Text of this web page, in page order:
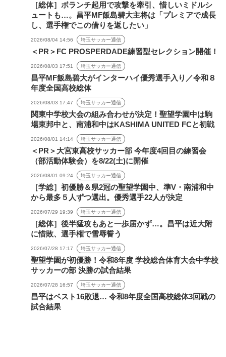
［総体］ボランチ起用で攻撃を牽引、惜しいミドルシ
ュートも…。昌平MF飯島碧大主将は「プレミアで成長
し、選手権でこの借りを返したい」
2026/08/04 14:56 埼玉サッカー通信
＜PR＞FC PROSPERDADE練習型セレクション開催！
2026/08/03 17:51 埼玉サッカー通信
昌平MF飯島碧大がインターハイ優秀選手入り／令和８
年度全国高校総体
2026/08/03 17:47 埼玉サッカー通信
関東中学校大会の組み合わせが決定！聖望学園中は駒
場東邦中と、南浦和中はKASHIMA UNITED FCと初戦
2026/08/01 14:14 埼玉サッカー通信
＜PR＞大宮東高校サッカー部 今年度4回目の練習会
（部活動体験会）を8/22(土)に開催
2026/08/01 09:24 埼玉サッカー通信
［学総］初優勝＆県2冠の聖望学園中、準V・南浦和中
から最多５人ずつ選出。優秀選手22人が決定
2026/07/29 19:39 埼玉サッカー通信
［総体］後半猛攻もあと一歩届かず…。昌平は近大附
に惜敗、選手権で雪辱誓う
2026/07/28 17:17 埼玉サッカー通信
聖望学園が初優勝！令和8年度 学校総合体育大会中学校
サッカーの部 決勝の試合結果
2026/07/28 16:57 埼玉サッカー通信
昌平はベスト16敗退… 令和8年度全国高校総体3回戦の
試合結果